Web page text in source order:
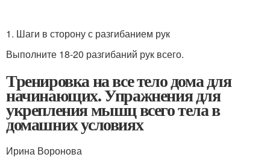
1. Шаги в сторону с разгибанием рук
Выполните 18-20 разгибаний рук всего.
Тренировка на все тело дома для
начинающих. Упражнения для
укрепления мышц всего тела в
домашних условиях
Ирина Воронова